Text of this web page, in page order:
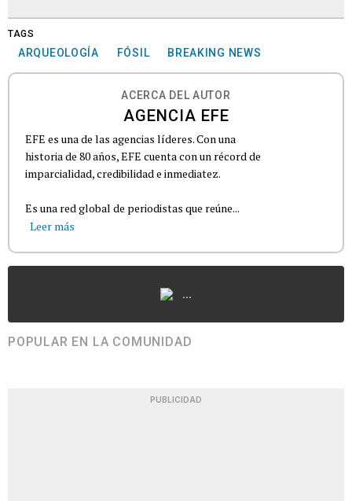
TAGS
ARQUEOLOGÍA FÓSIL BREAKING NEWS
ACERCA DEL AUTOR
AGENCIA EFE
EFE es una de las agencias líderes. Con una
historia de 80 años, EFE cuenta con un récord de
imparcialidad, credibilidad e inmediatez.
Es una red global de periodistas que reúne...
Leer más
...
POPULAR EN LA COMUNIDAD
PUBLICIDAD